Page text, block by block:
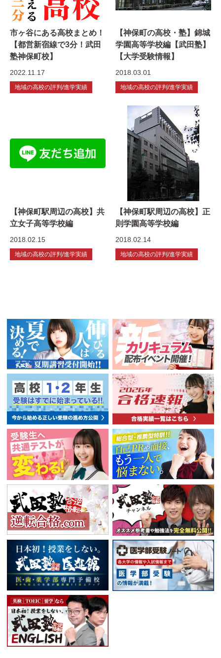
市ヶ谷にある高校まとめ！
【都営新宿線で3分！武田
塾神保町校】
2022.11.17
地域の高校の評判/進学実績
【神保町の高校・塾】錦城
学園高等学校編【武田塾】
【大学受験情報】
2018.03.01
地域の高校の評判/進学実績
【神保町駅周辺の高校】共
立女子高等学校編
2018.02.15
地域の高校の評判/進学実績
【神保町駅周辺の高校】正
則学園高等学校編
2018.02.14
地域の高校の評判/進学実績